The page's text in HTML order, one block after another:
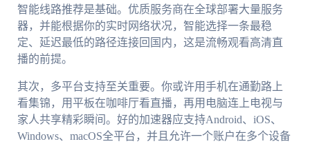
智能线路推荐是基础。优质服务商在全球部署大量服务
器，并能根据你的实时网络状况，智能选择一条最稳
定、延迟最低的路径连接回国内，这是流畅观看高清直
播的前提。
其次，多平台支持至关重要。你或许用手机在通勤路上
看集锦，用平板在咖啡厅看直播，再用电脑连上电视与
家人共享精彩瞬间。好的加速器应支持Android、iOS、
Windows、macOS全平台，并且允许一个账户在多个设备